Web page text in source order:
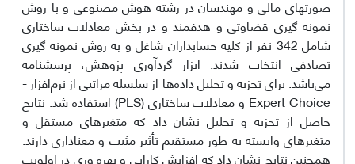
صورت­های مالی و مهندسان در رشته هوش مصنوعی و با روش
نمونه گیری قضاوتی و هدفمند و در بخش معادلات ساختاری
شامل 342 نفر از کلیه حسابداران شاغل و به روش نمونه گیری
تصادفی انتخاب شدند. ابزار گردآوری پژوهش، پرسشنامه
می‌باشد. برای تجزیه و تحلیل داده‌ها از سلسله مراتبی از نرم‌افزار ­
Expert Choice و معادلات ساختاری (PLS) استفاده شد. نتایج
حاصل از تجزیه و تحلیل نشان داد که متغیرهای مستقل و
متغیرهای وابسته به طور مستقیم تأثیر مثبت و معناداری دارند.
همچنین نتایج نشان داد که افزایش کارایی و بهره وری در اولویت